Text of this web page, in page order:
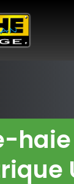
haie